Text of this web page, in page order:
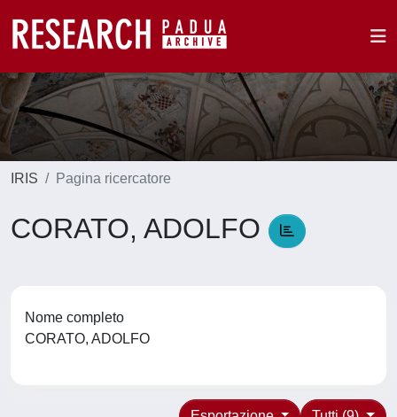
IRIS Pagina ricercatore
CORATO, ADOLFO
Nome completo
CORATO, ADOLFO